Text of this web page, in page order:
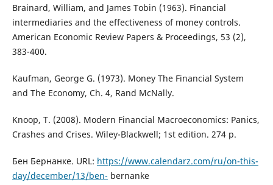
Brainard, William, and James Tobin (1963). Financial
intermediaries and the effectiveness of money controls.
American Economic Review Papers & Proceedings, 53 (2),
383-400.
Kaufman, George G. (1973). Money The Financial System
and The Economy, Ch. 4, Rand McNally.
Knoop, T. (2008). Modern Financial Macroeconomics: Panics,
Crashes and Crises. Wiley-Blackwell; 1st edition. 274 p.
Бен Бернанке. URL: https://www.calendarz.com/ru/on-this-
day/december/13/ben- bernanke